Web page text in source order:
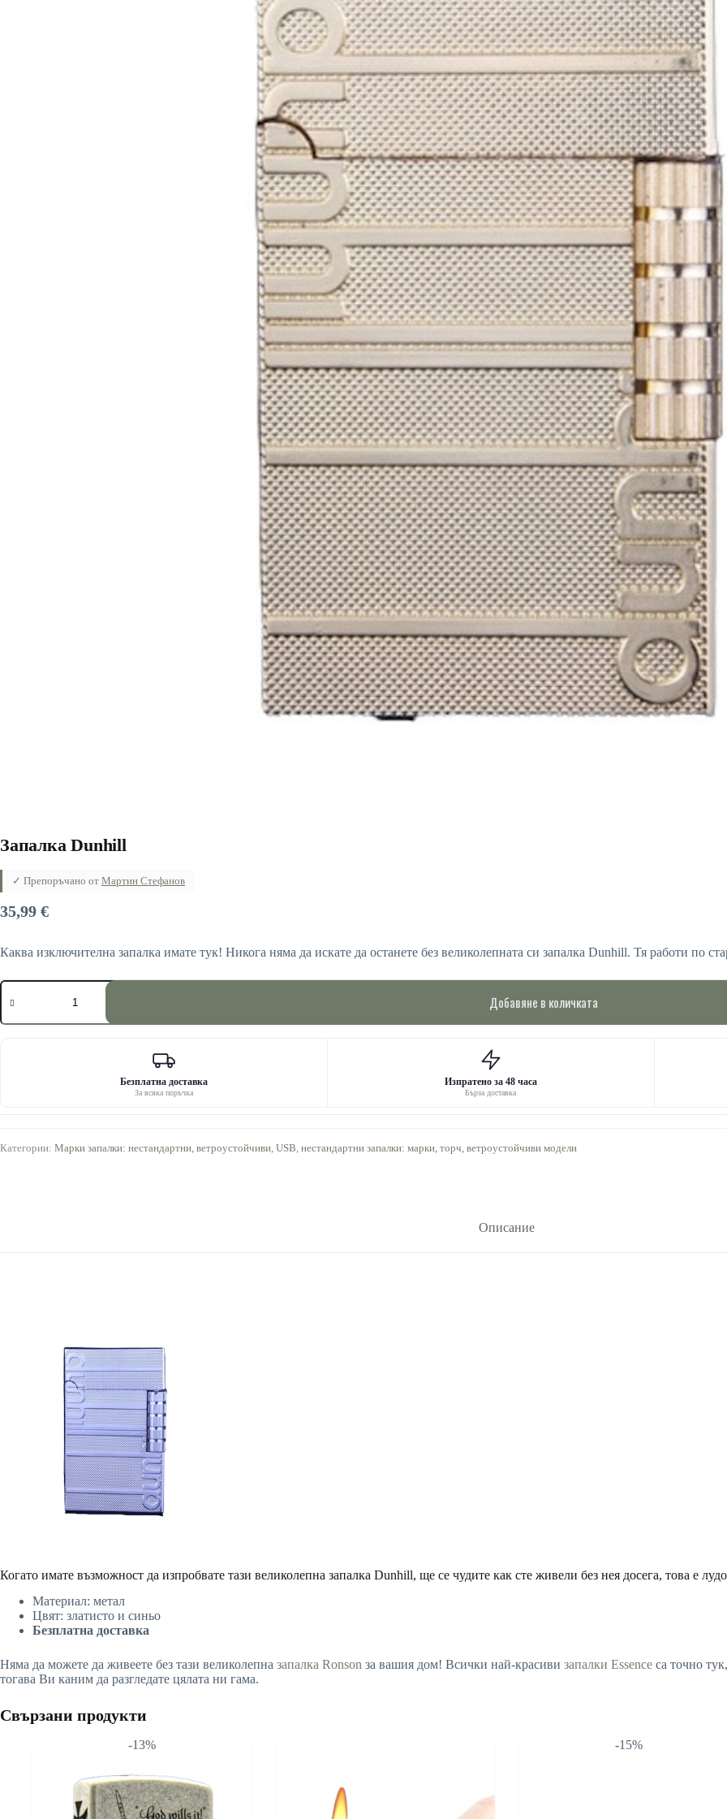
Запалка Dunhill
✓ Препоръчано от Мартин Стефанов
35,99 €
Каква изключителна запалка имате тук! Никога няма да искате да останете без великолепната си запалка Dunhill. Тя работи по
количество
Dunhill
Добавяне в количката
Безплатна доставка
За всяка поръчка
Изпратено за 48 часа
Бърза доставка
Категории: Марки запалки: нестандартни, ветроустойчиви, USB нестандартни запалки: марки, торч, ветроустойчиви модели
Описание
Когато имате възможност да изпробвате тази великолепна запалка Dunhill, ще се чудите как сте живели без нея досега, това е
Материал: метал
Цвят: златисто и синьо
Безплатна доставка
Няма да можете да живеете без тази великолепна запалка Ronson за вашия дом! Всички най-красиви запалки Essence са точно
тогава Ви каним да разгледате цялата ни гама.
Свързани продукти
-13% -15%